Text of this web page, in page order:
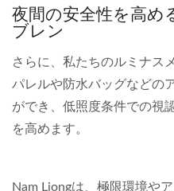
夜間の安全性を高め
ブレン
さらに、私たちのルミナス
パレルや防水バッグなどの
ができ、低照度条件での視
を高めます。
Nam Liongは、極限環境や